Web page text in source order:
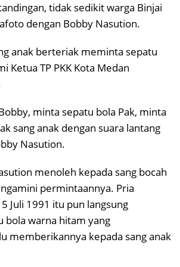
tidak sedikit warga Binjai
dengan Bobby Nasution.
anak berteriak meminta sepatu
Ketua TP PKK Kota Medan
minta sepatu bola Pak, minta
sang anak dengan suara lantang
Nasution.
menoleh kepada sang bocah
permintaannya. Pria
Juli 1991 itu pun langsung
bola warna hitam yang
memberikannya kepada sang anak